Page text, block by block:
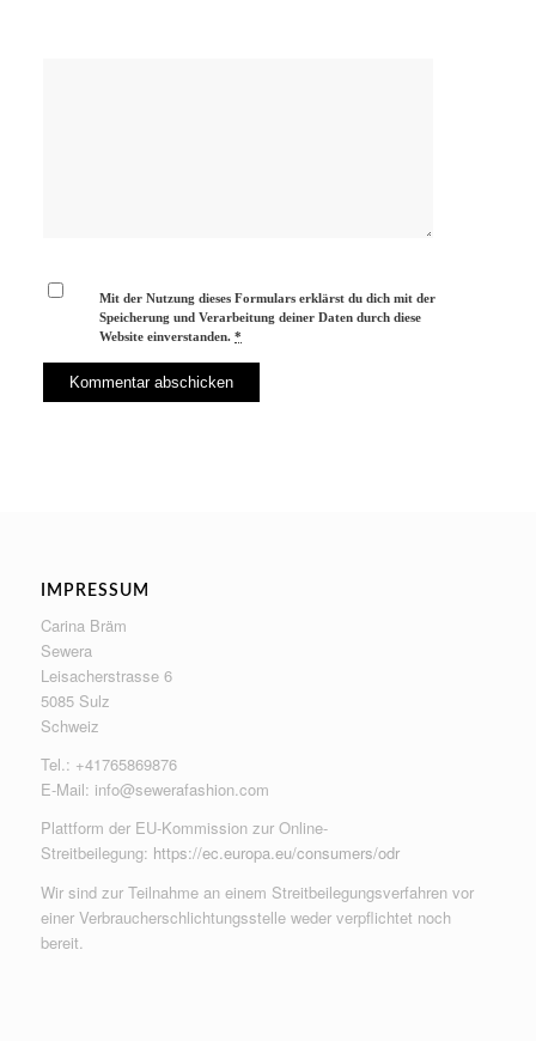
Mit der Nutzung dieses Formulars erklärst du dich mit der
Speicherung und Verarbeitung deiner Daten durch diese
Website einverstanden.*
IMPRESSUM
Carina Bräm
Sewera
Leisacherstrasse 6
5085 Sulz
Schweiz
Tel.: +41765869876
E-Mail: info@sewerafashion.com
Plattform der EU-Kommission zur Online-
Streitbeilegung: https://ec.europa.eu/consumers/odr
Wir sind zur Teilnahme an einem Streitbeilegungsverfahren vor
einer Verbraucherschlichtungsstelle weder verpflichtet noch
bereit.